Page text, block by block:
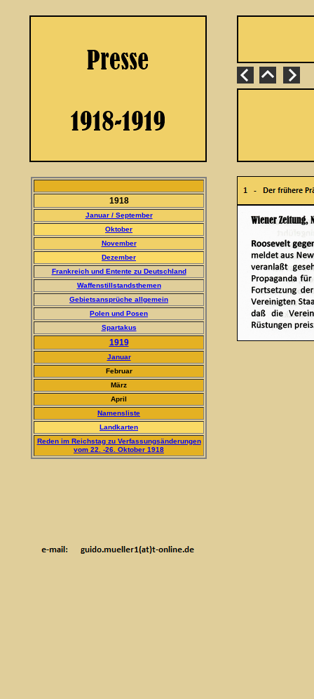
1918
Januar / September
Oktober
November
Dezember
Frankreich und Entente zu Deutschland
Waffenstillstandsthemen
Gebietsansprüche allgemein
Polen und Posen
Spartakus
1919
Januar
Februar
März
April
Namensliste
Landkarten
Reden im Reichstag zu Verfassungsänderungen
vom 22. -26. Oktober 1918